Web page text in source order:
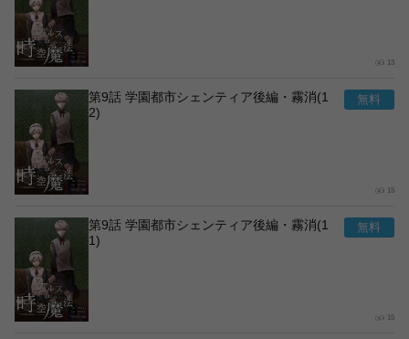
13
第9話 学園都市シェンティア後編・霧消(1
2)
15
第9話 学園都市シェンティア後編・霧消(1
1)
15